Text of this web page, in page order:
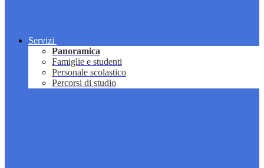
Servizi
Panoramica
Famiglie e studenti
Personale scolastico
Percorsi di studio